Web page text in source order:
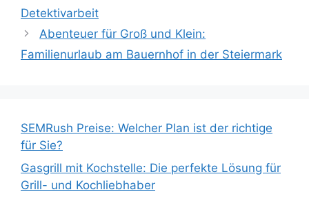
Detektivarbeit
Abenteuer für Groß und Klein:
Familienurlaub am Bauernhof in der Steiermark
SEMRush Preise: Welcher Plan ist der richtige
für Sie?
Gasgrill mit Kochstelle: Die perfekte Lösung für
Grill- und Kochliebhaber